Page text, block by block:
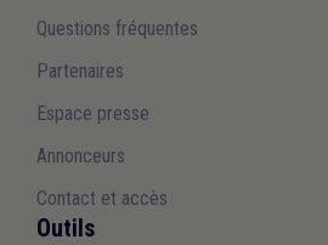
Questions fréquentes
Partenaires
Espace presse
Annonceurs
Contact et accès
Outils